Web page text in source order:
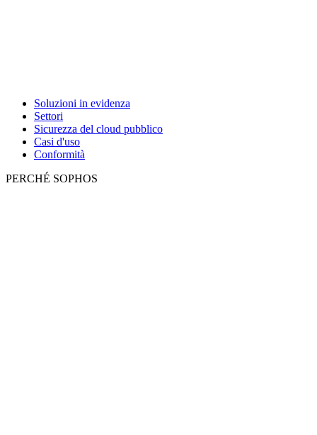
Soluzioni in evidenza
Settori
Sicurezza del cloud pubblico
Casi d'uso
Conformità
PERCHÉ SOPHOS